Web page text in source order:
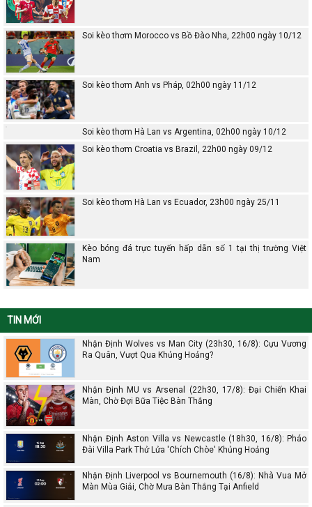
Soi kèo thơm Morocco vs Bồ Đào Nha, 22h00 ngày 10/12
Soi kèo thơm Anh vs Pháp, 02h00 ngày 11/12
Soi kèo thơm Hà Lan vs Argentina, 02h00 ngày 10/12
Soi kèo thơm Croatia vs Brazil, 22h00 ngày 09/12
Soi kèo thơm Hà Lan vs Ecuador, 23h00 ngày 25/11
Kèo bóng đá trực tuyến hấp dẫn số 1 tại thị trường Việt
Nam
TIN MỚI
Nhận Định Wolves vs Man City (23h30, 16/8): Cựu Vương
Ra Quân, Vượt Qua Khủng Hoảng?
Nhận Định MU vs Arsenal (22h30, 17/8): Đại Chiến Khai
Màn, Chờ Đợi Bữa Tiệc Bàn Thắng
Nhận Định Aston Villa vs Newcastle (18h30, 16/8): Pháo
Đài Villa Park Thử Lửa 'Chích Chòe' Khủng Hoảng
Nhận Định Liverpool vs Bournemouth (16/8): Nhà Vua Mở
Màn Mùa Giải, Chờ Mưa Bàn Thắng Tại Anfield